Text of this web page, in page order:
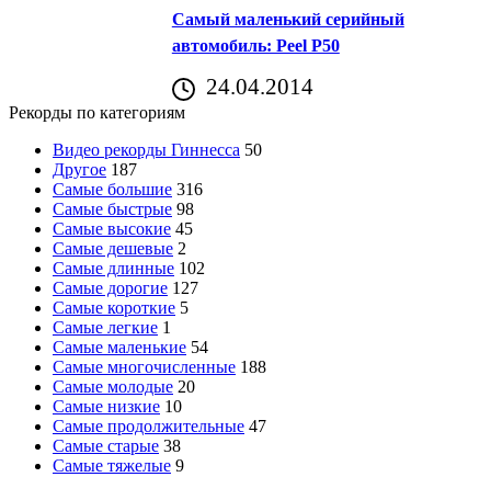
Самый маленький серийный
автомобиль: Peel P50
24.04.2014
Рекорды по категориям
Видео рекорды Гиннесса 50
Другое 187
Самые большие 316
Самые быстрые 98
Самые высокие 45
Самые дешевые 2
Самые длинные 102
Самые дорогие 127
Самые короткие 5
Самые легкие 1
Самые маленькие 54
Самые многочисленные 188
Самые молодые 20
Самые низкие 10
Самые продолжительные 47
Самые старые 38
Самые тяжелые 9